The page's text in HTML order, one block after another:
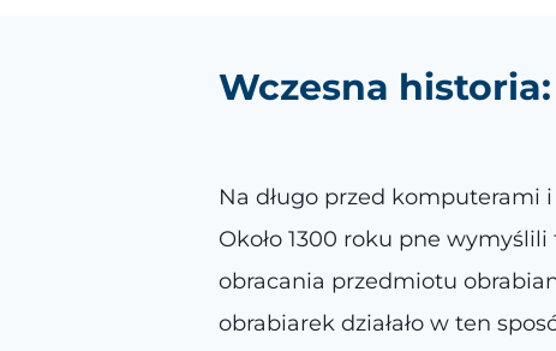
Wczesna
Na długo przed komputerami
Około 1300 roku pne
obracania przedmiotu
obrabiarek działało w ten